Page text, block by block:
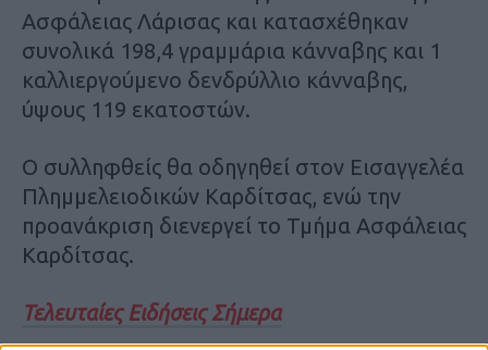
Ασφάλειας Λάρισας και κατασχέθηκαν
συνολικά 198,4 γραμμάρια κάνναβης και 1
καλλιεργούμενο δενδρύλλιο κάνναβης,
ύψους 119 εκατοστών.
Ο συλληφθείς θα οδηγηθεί στον Εισαγγελέα
Πλημμελειοδικών Καρδίτσας, ενώ την
προανάκριση διενεργεί το Τμήμα Ασφάλειας
Καρδίτσας.
Τελευταίες Ειδήσεις Σήμερα